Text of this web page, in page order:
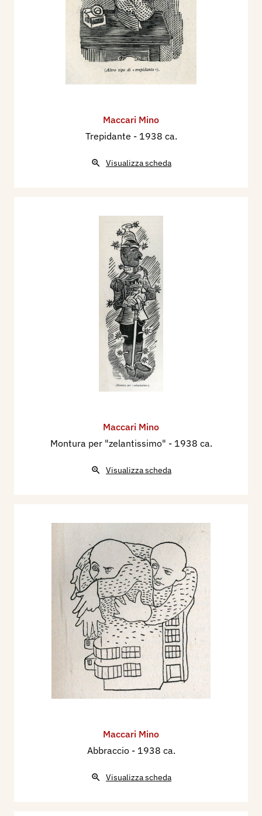
Maccari Mino
Trepidante - 1938 ca.
Visualizza scheda
Maccari Mino
Montura per "zelantissimo" - 1938 ca.
Visualizza scheda
Maccari Mino
Abbraccio - 1938 ca.
Visualizza scheda